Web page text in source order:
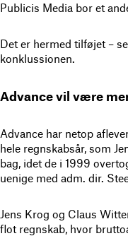
Publicis Media bor et
Det er hermed tilføjet –
konklussionen.
Advance vil være
Advance har netop
hele regnskabsår, som
bag, idet de i 1999
uenige med adm. dir.
Jens Krog og Claus
flot regnskab, hvor